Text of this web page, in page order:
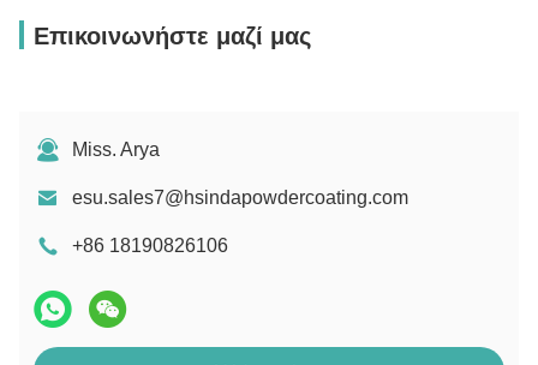
Επικοινωνήστε μαζί μας
Miss. Arya
esu.sales7@hsindapowdercoating.com
+86 18190826106